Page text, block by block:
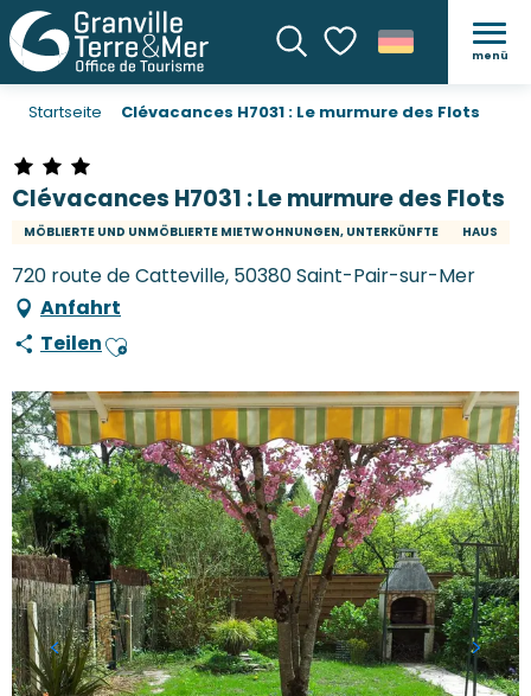
SucheVoir les favoris
menü
Startseite Clévacances H7031 : Le murmure des Flots
Clévacances H7031 : Le murmure des Flots
MÖBLIERTE UND UNMÖBLIERTE MIETWOHNUNGEN, UNTERKÜNFTE HAUS
720 route de Catteville, 50380 Saint-Pair-sur-Mer
Anfahrt
TeilenAjouter aux favoris